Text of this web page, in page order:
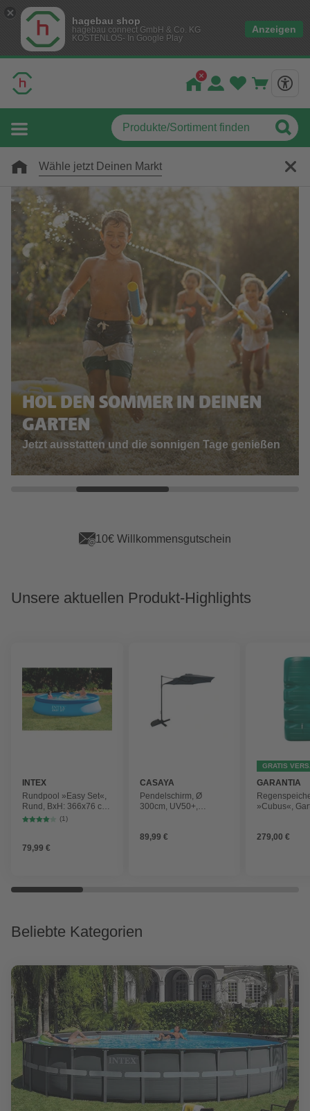
hagebau shop
hagebau connect GmbH & Co. KG
KOSTENLOS- In Google Play
Anzeigen
Wähle jetzt Deinen Markt
HOL DEN SOMMER IN DEINEN
GARTEN
Jetzt ausstatten und die sonnigen Tage genießen
10€ Willkommensgutschein
Unsere aktuellen Produkt-Highlights
INTEX
Rundpool »Easy Set«,
Rund, BxH: 366x76 cm,
blau
(1)
79,99 €
CASAYA
Pendelschirm, Ø
300cm, UV50+,
89,99 €
GRATIS
GARANTIA
»Cubus«,
279,00 €
Beliebte Kategorien